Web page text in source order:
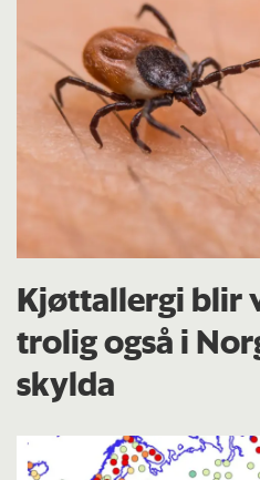
Kjøttallergi blir
trolig også i
skylda